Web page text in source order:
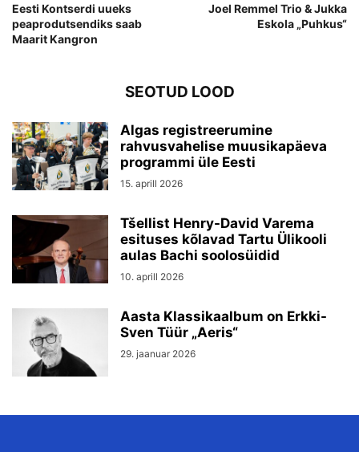
Eesti Kontserdi uueks
peaprodutsendiks saab
Maarit Kangron
Joel Remmel Trio & Jukka
Eskola „Puhkus“
SEOTUD LOOD
Algas registreerumine
rahvusvahelise muusikapäeva
programmi üle Eesti
15. aprill 2026
Tšellist Henry-David Varema
esituses kõlavad Tartu Ülikooli
aulas Bachi soolosüidid
10. aprill 2026
Aasta Klassikaalbum on Erkki-
Sven Tüür „Aeris“
29. jaanuar 2026